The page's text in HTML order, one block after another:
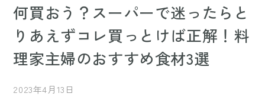
何買おう？スーパーで迷ったらと
りあえずコレ買っとけば正解！料
理家主婦のおすすめ食材3選
2023年4月13日